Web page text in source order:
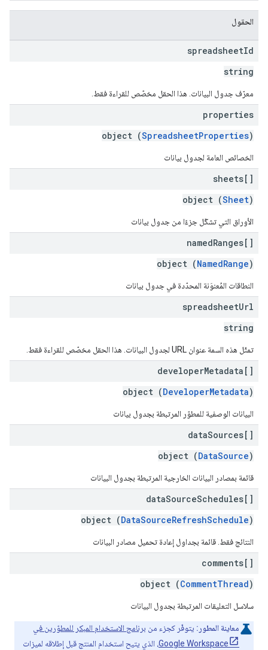
الحقول
spreadsheetId
string
معرّف جدول البيانات. هذا الحقل مخصّص للقراءة فقط.
properties
object (SpreadsheetProperties)
الخصائص العامة لجدول بيانات
sheets[]
object (Sheet)
الأوراق التي تشكّل جزءًا من جدول بيانات
namedRanges[]
object (NamedRange)
النطاقات المُعنوَنة المحدّدة في جدول بيانات
spreadsheetUrl
string
تمثّل هذه السمة عنوان URL لجدول البيانات. هذا الحقل مخصّص للقراءة فقط.
developerMetadata[]
object (DeveloperMetadata)
البيانات الوصفية للمطوّر المرتبطة بجدول بيانات
dataSources[]
object (DataSource)
قائمة بمصادر البيانات الخارجية المرتبطة بجدول البيانات
dataSourceSchedules[]
object (DataSourceRefreshSchedule)
النتائج فقط. قائمة بجداول إعادة تحميل مصادر البيانات
comments[]
object (CommentThread)
سلاسل التعليقات المرتبطة بجدول البيانات
معاينة المطور: يتوفّر كجزء من برنامج الاستخدام المبكر للمطوّرين في
Google Workspace، الذي يتيح استخدام المنتج قبل إطلاقه لميزات